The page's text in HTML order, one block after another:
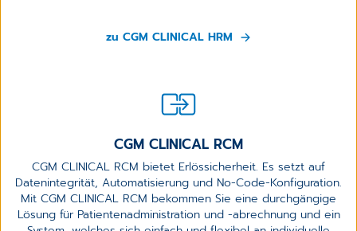
zu CGM CLINICAL HRM
CGM CLINICAL RCM
CGM CLINICAL RCM bietet Erlössicherheit. Es setzt auf
Datenintegrität, Automatisierung und No-Code-Konfiguration.
Mit CGM CLINICAL RCM bekommen Sie eine durchgängige
Lösung für Patientenadministration und -abrechnung und ein